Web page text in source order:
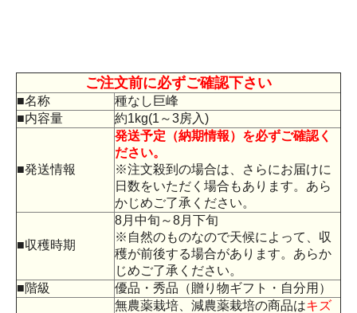
ご注文前に必ずご確認下さい
■名称
種なし巨峰
■内容量
約1kg(1～3房入)
■発送情報
発送予定（納期情報）を必ずご確認く
ださい。
※注文殺到の場合は、さらにお届けに
日数をいただく場合もあります。あら
かじめご了承ください。
■収穫時期
8月中旬～8月下旬
※自然のものなので天候によって、収
穫が前後する場合があります。あらか
じめご了承ください。
■階級
優品・秀品（贈り物ギフト・自分用）
無農薬栽培、減農薬栽培の商品はキズ